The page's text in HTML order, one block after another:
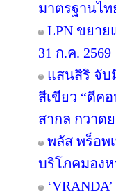
มาตรฐานไ
LPN ขยา
31 ก.ค. 2569
แสนสิริ จับ
สีเขียว “ดีค
สากล กวาด
พลัส พร็อพ
บริโภคมอง